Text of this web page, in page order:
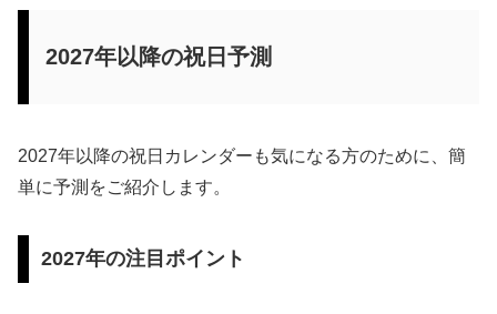
2027年以降の祝日予測
2027年以降の祝日カレンダーも気になる方のために、簡
単に予測をご紹介します。
2027年の注目ポイント